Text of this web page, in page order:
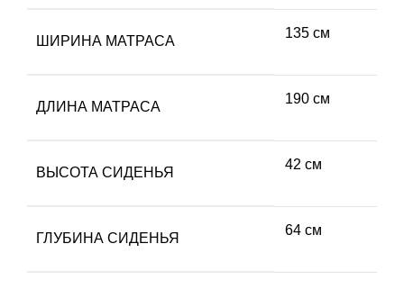
ШИРИНА МАТРАСА
135 см
ДЛИНА МАТРАСА
190 см
ВЫСОТА СИДЕНЬЯ
42 см
ГЛУБИНА СИДЕНЬЯ
64 см